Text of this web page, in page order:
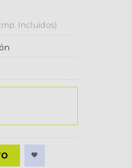
Incluidos)